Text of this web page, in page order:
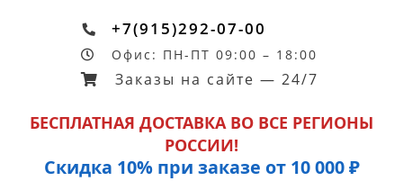
+7(915)292-07-00
Офис: ПН-ПТ 09:00 – 18:00
Заказы на сайте — 24/7
БЕСПЛАТНАЯ ДОСТАВКА ВО ВСЕ РЕГИОНЫ
РОССИИ!
Скидка 10% при заказе от 10 000 ₽